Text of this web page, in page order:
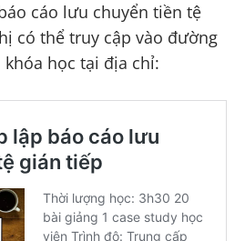
cáo lưu chuyển tiền tệ
có thể truy cập vào đường
học tại địa chỉ: